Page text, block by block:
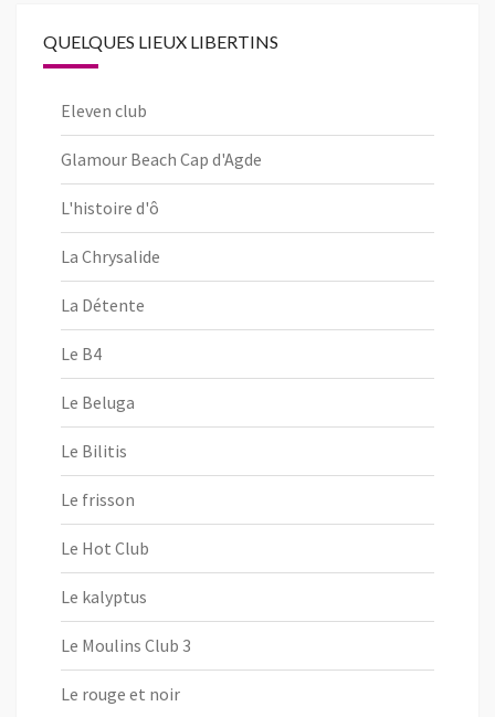
QUELQUES LIEUX LIBERTINS
Eleven club
Glamour Beach Cap d'Agde
L'histoire d'ô
La Chrysalide
La Détente
Le B4
Le Beluga
Le Bilitis
Le frisson
Le Hot Club
Le kalyptus
Le Moulins Club 3
Le rouge et noir